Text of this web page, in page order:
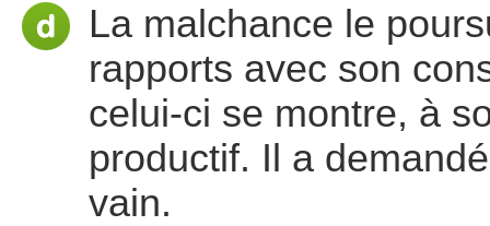
La malchance le
rapports avec son
celui-ci se montre, à
productif. Il a
vain.